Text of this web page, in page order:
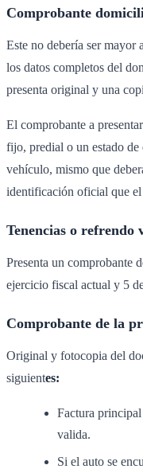
Comprobante
Este no debería ser mayor
los datos completos del
presenta original y una
El comprobante a
fijo, predial o un estado
vehículo, mismo que
identificación oficial que el
Tenencias o refrendo
Presenta un comprobante
ejercicio fiscal actual y 5
Comprobante de la
Original y fotocopia del
siguientes:
Factura
valida.
Si el auto se